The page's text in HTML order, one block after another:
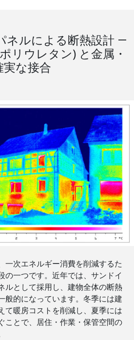
ネルによる断熱設計 ―
リウレタン) と金属・
な接合
一次エネルギー消費を削減するた
の一つです。近年では、サンドイ
ルとして採用し、建物全体の断熱
般的になっています。冬季には建
て暖房コストを削減し、夏季には
ことで、居住・作業・保管空間の